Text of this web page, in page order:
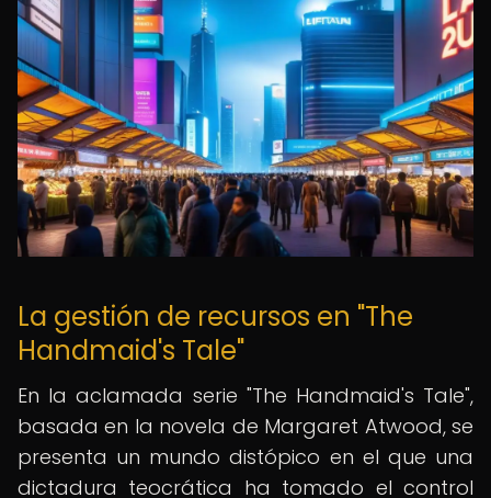
La gestión de recursos en "The
Handmaid's Tale"
En la aclamada serie "The Handmaid's Tale",
basada en la novela de Margaret Atwood, se
presenta un mundo distópico en el que una
dictadura teocrática ha tomado el control